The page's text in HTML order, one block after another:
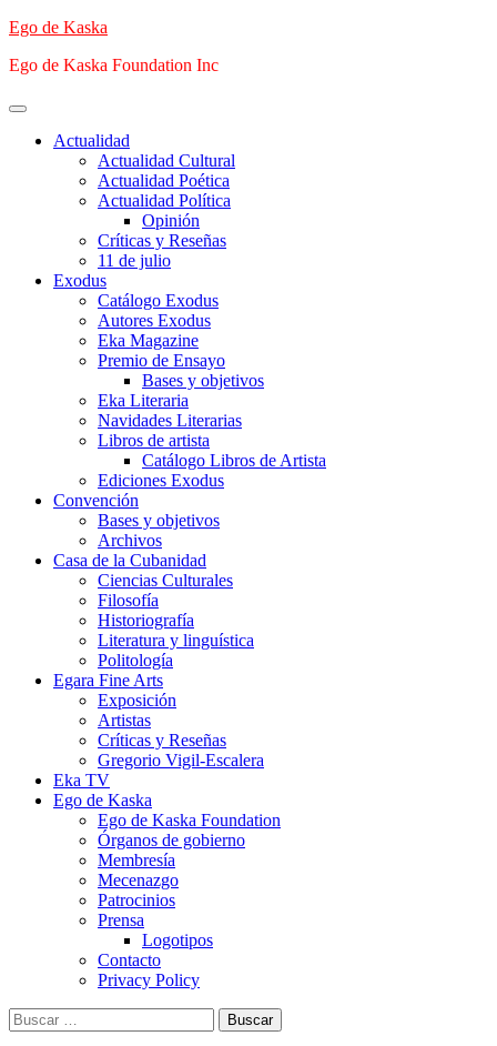
Saltar
contenido
Ego de Kaska
Ego de Kaska Foundation Inc
Menú
principalActualidad
Actualidad Cultural
Actualidad Poética
Actualidad Política
Opinión
Críticas y Reseñas
11 de julio
Exodus
Catálogo Exodus
Autores Exodus
Eka Magazine
Premio de Ensayo
Bases y objetivos
Eka Literaria
Navidades Literarias
Libros de artista
Catálogo Libros de Artista
Ediciones Exodus
Convención
Bases y objetivos
Archivos
Casa de la Cubanidad
Ciencias Culturales
Filosofía
Historiografía
Literatura y linguística
Politología
Egara Fine Arts
Exposición
Artistas
Críticas y Reseñas
Gregorio Vigil-Escalera
Eka TV
Ego de Kaska
Ego de Kaska Foundation
Órganos de gobierno
Membresía
Mecenazgo
Patrocinios
Prensa
Logotipos
Contacto
Privacy Policy
Buscar: